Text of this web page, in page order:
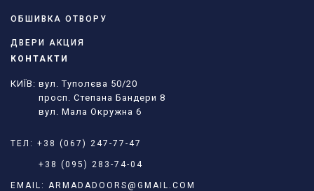
ОБШИВКА ОТВОРУ
ДВЕРИ АКЦИЯ
КОНТАКТИ
КИЇВ: вул. Туполєва 50/20
просп. Степана Бандери 8
вул. Мала Окружна 6
ТЕЛ: +38 (067) 247-77-47
+38 (095) 283-74-04
EMAIL: ARMADADOORS@GMAIL.COM